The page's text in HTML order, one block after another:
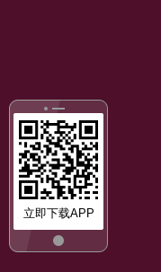
立即下载APP